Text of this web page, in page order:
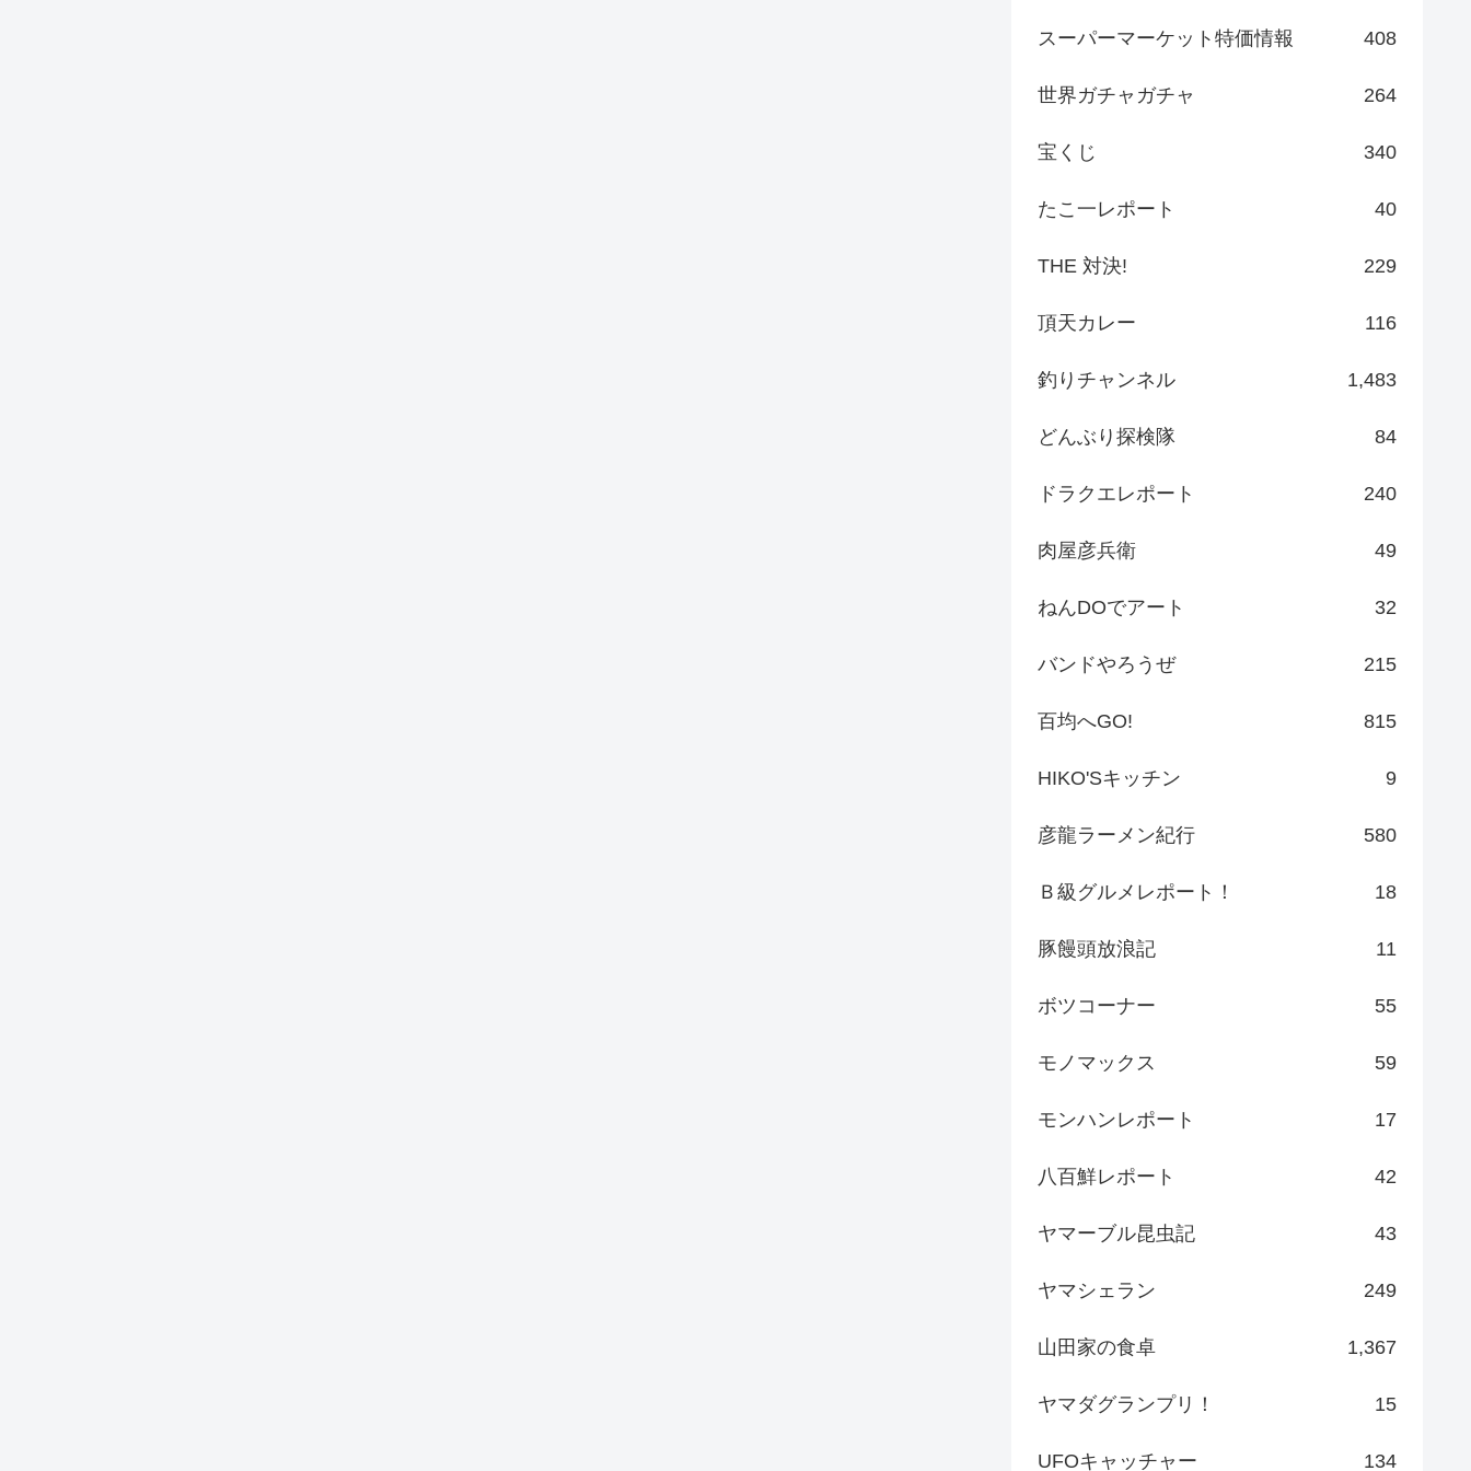
スーパーマーケット特価情報 408
世界ガチャガチャ 264
宝くじ 340
たこ一レポート 40
THE 対決! 229
頂天カレー 116
釣りチャンネル 1,483
どんぶり探検隊 84
ドラクエレポート 240
肉屋彦兵衛 49
ねんDOでアート 32
バンドやろうぜ 215
百均へGO! 815
HIKO'Sキッチン 9
彦龍ラーメン紀行 580
Ｂ級グルメレポート！ 18
豚饅頭放浪記 11
ボツコーナー 55
モノマックス 59
モンハンレポート 17
八百鮮レポート 42
ヤマーブル昆虫記 43
ヤマシェラン 249
山田家の食卓 1,367
ヤマダグランプリ！ 15
UFOキャッチャー 134